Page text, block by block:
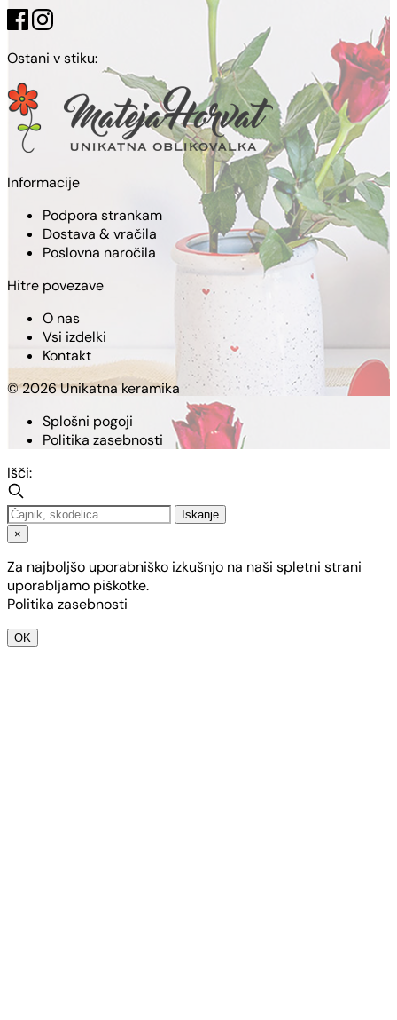
Ostani v stiku:
Informacije
Podpora strankam
Dostava & vračila
Poslovna naročila
Hitre povezave
O nas
Vsi izdelki
Kontakt
© 2026 Unikatna keramika
Splošni pogoji
Politika zasebnosti
Išči:
Iskanje
×
Za najboljšo uporabniško izkušnjo na naši spletni strani
uporabljamo piškotke.
Politika zasebnosti
OK